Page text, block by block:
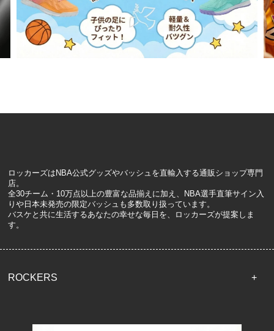
ロッカーズはNBA公式グッズやバッシュを直輸入する通販ショップ専門
店。
全30チーム・10万点以上の豊富な品揃えに加え、NBA選手直筆サイン入
りや日本未発売の限定バッシュも多数取り扱っています。
バスケと共に生活するあなたの幸せな毎日を、ロッカーズが提案しま
す。
ROCKERS
配送・送料について